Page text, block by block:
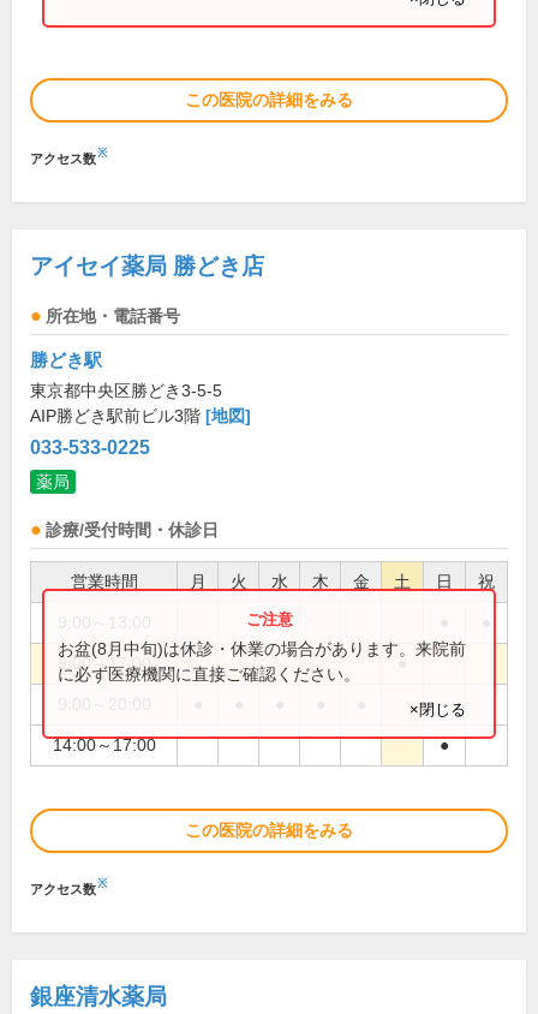
この医院の詳細をみる
アクセス数※
アイセイ薬局 勝どき店
所在地・電話番号
勝どき駅
東京都中央区勝どき3-5-5
AIP勝どき駅前ビル3階 [地図]
033-533-0225
薬局
診療/受付時間・休診日
営業時間 月 火 水 木 金 土 日 祝
9:00～17:00 ●
14:00～17:00 ●
お盆(8月中旬)は休診・休業の場合があります。来院前
に必ず医療機関に直接ご確認ください。
×閉じる
この医院の詳細をみる
アクセス数※
銀座清水薬局